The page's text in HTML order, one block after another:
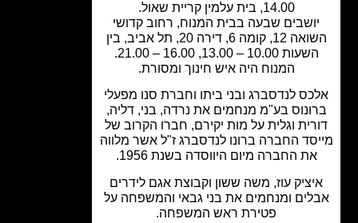
שבעה בבית המנוח, רחוב קדושי
השואה 12, קומה 6, דירה 20, תל אביב, בין
המנוח היה איש חינוך ומסורת.
לנדסברג ובני ביתו וחברת סנו מפעלי
בע"מ מנחמים את נרדה, בני, דליה,
וגלית על מות יקירם, חברו הקרוב של
החברה ברונו לנדסברג ז"ל אשר מלווה
את החברה מיום היווסדה בשנת 1956.
עוז, משה ששון וקבוצת אגם לידרים
ומנחמים את בני גבאי והמשפחה על
פטירת ראש המשפחה.